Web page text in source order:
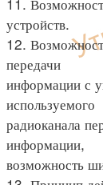
устройств.
12.
передачи
информации с
используемого
радиоканала
информации,
возможность